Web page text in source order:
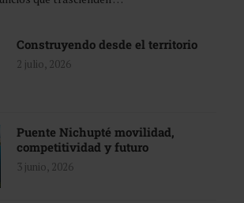
Construyendo desde el territorio
2 julio, 2026
Puente Nichupté movilidad,
competitividad y futuro
3 junio, 2026